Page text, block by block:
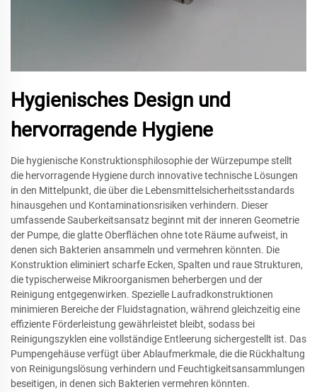
Hygienisches Design und
hervorragende Hygiene
Die hygienische Konstruktionsphilosophie der Würzepumpe stellt
die hervorragende Hygiene durch innovative technische Lösungen
in den Mittelpunkt, die über die Lebensmittelsicherheitsstandards
hinausgehen und Kontaminationsrisiken verhindern. Dieser
umfassende Sauberkeitsansatz beginnt mit der inneren Geometrie
der Pumpe, die glatte Oberflächen ohne tote Räume aufweist, in
denen sich Bakterien ansammeln und vermehren könnten. Die
Konstruktion eliminiert scharfe Ecken, Spalten und raue Strukturen,
die typischerweise Mikroorganismen beherbergen und der
Reinigung entgegenwirken. Spezielle Laufradkonstruktionen
minimieren Bereiche der Fluidstagnation, während gleichzeitig eine
effiziente Förderleistung gewährleistet bleibt, sodass bei
Reinigungszyklen eine vollständige Entleerung sichergestellt ist. Das
Pumpengehäuse verfügt über Ablaufmerkmale, die die Rückhaltung
von Reinigungslösung verhindern und Feuchtigkeitsansammlungen
beseitigen, in denen sich Bakterien vermehren könnten.